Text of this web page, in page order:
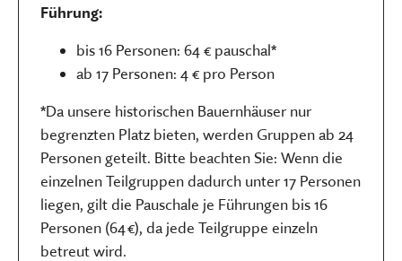
Führung:
bis 16 Personen: 64 € pauschal*
ab 17 Personen: 4 € pro Person
*Da unsere historischen Bauernhäuser nur
begrenzten Platz bieten, werden Gruppen ab 24
Personen geteilt. Bitte beachten Sie: Wenn die
einzelnen Teilgruppen dadurch unter 17 Personen
liegen, gilt die Pauschale je Führungen bis 16
Personen (64 €), da jede Teilgruppe einzeln
betreut wird.